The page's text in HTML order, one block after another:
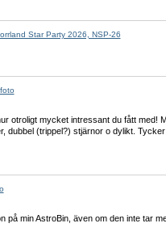
Star Party 2026, NSP-26
foto
otroligt mycket intressant du fått med!
dubbel (trippel?) stjärnor o dylikt. Tycker
min AstroBin, även om den inte tar